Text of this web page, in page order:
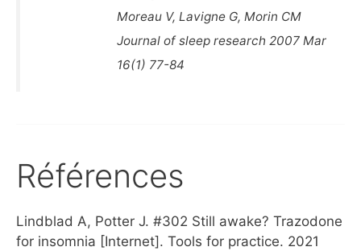
Moreau V, Lavigne G, Morin CM
Journal of sleep research 2007 Mar
16(1) 77-84
Références
Lindblad A, Potter J. #302 Still awake? Trazodone
for insomnia [Internet]. Tools for practice. 2021